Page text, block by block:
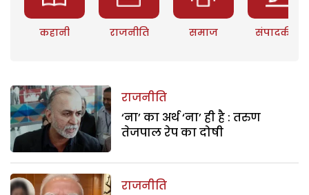
कहानी राजनीति समाज संपादकीय
राजनीति
‘ना’ का अर्थ ‘ना’ ही है : तरुण
तेजपाल रेप का दोषी
राजनीति